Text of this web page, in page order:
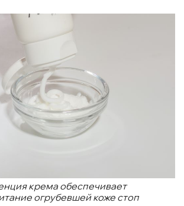
крема обеспечивает
огрубевшей коже стоп